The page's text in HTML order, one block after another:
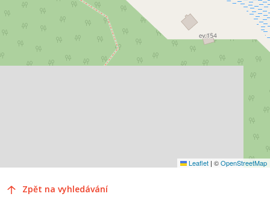
Leaflet | ©OpenStreetMap
Zpět na vyhledávání